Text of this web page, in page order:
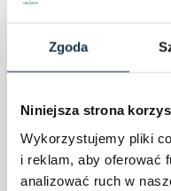
Zgoda
Niniejsza strona
Wykorzystujemy pliki
i reklam, aby oferować
analizować ruch w
właściciele mają
Wyodrębnienie
postrzega
na dodatkowy